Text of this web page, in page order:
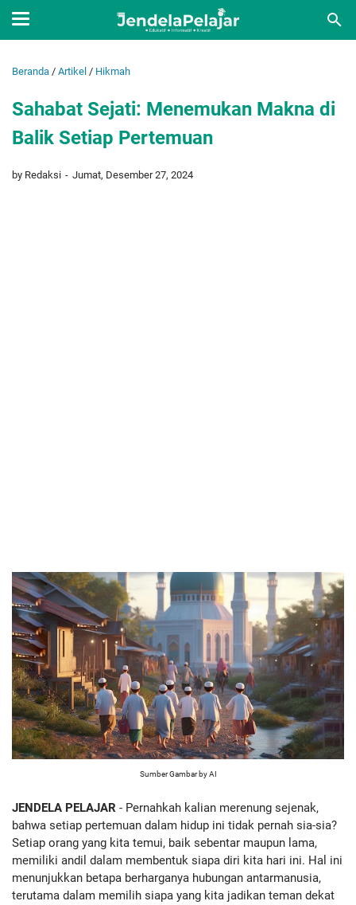
Beranda / Artikel / Hikmah
Sahabat Sejati: Menemukan Makna di
Balik Setiap Pertemuan
by Redaksi Jumat, Desember 27, 2024
Sumber Gambar by AI
JENDELA PELAJAR - Pernahkah kalian merenung sejenak,
bahwa setiap pertemuan dalam hidup ini tidak pernah sia-sia?
Setiap orang yang kita temui, baik sebentar maupun lama,
memiliki andil dalam membentuk siapa diri kita hari ini. Hal ini
menunjukkan betapa berharganya hubungan antarmanusia,
terutama dalam memilih siapa yang kita jadikan teman dekat